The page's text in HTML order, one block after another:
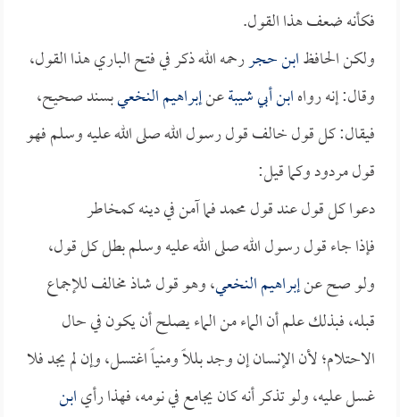
فكأنه ضعف هذا القول.
ولكن الحافظابن حجررحمه الله ذكر في فتح الباري هذا القول،
وقال: إنه رواهابن أبي شيبةعنإبراهيم النخعيبسند صحيح،
فيقال: كل قول خالف قول رسول الله صلى الله عليه وسلم فهو
قول مردود وكما قيل:
دعوا كل قول عند قول محمد فما آمن في دينه كمخاطر
فإذا جاء قول رسول الله صلى الله عليه وسلم بطل كل قول،
ولو صح عنإبراهيم النخعي، وهو قول شاذ مخالف للإجماع
قبله، فبذلك علم أن الماء من الماء يصلح أن يكون في حال
الاحتلام؛ لأن الإنسان إن وجد بللاً ومنياً اغتسل، وإن لم يجد فلا
غسل عليه، ولو تذكر أنه كان يجامع في نومه، فهذا رأيابن